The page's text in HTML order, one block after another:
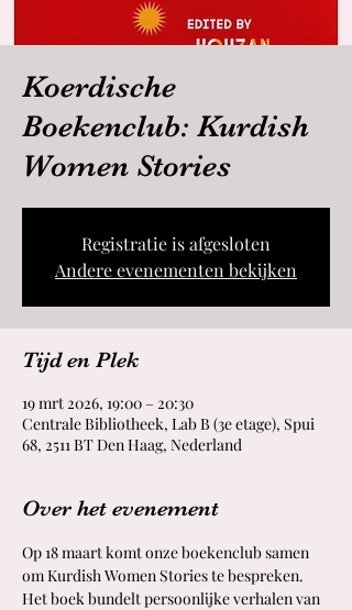
Koerdische
Boekenclub: Kurdish
Women Stories
Registratie is afgesloten
Andere evenementen bekijken
Tijd en Plek
19 mrt 2026, 19:00 – 20:30
Centrale Bibliotheek, Lab B (3e etage), Spui
68, 2511 BT Den Haag, Nederland
Over het evenement
Op 18 maart komt onze boekenclub samen
om Kurdish Women Stories te bespreken.
Het boek bundelt persoonlijke verhalen van